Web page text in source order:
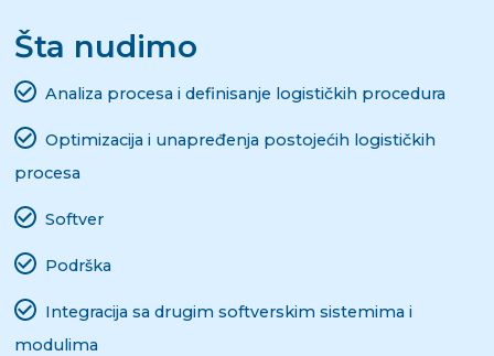
Šta nudimo
Analiza procesa i definisanje logističkih procedura
Optimizacija i unapređenja postojećih logističkih
procesa
Softver
Podrška
Integracija sa drugim softverskim sistemima i
modulima